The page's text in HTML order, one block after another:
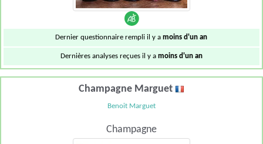
Dernier questionnaire rempli il y amoins d'un an
Dernières analyses reçues il y a moins d'un an
Champagne Marguet
Benoit Marguet
Champagne